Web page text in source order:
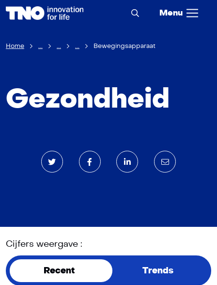
Menu
Home ... ... ... Bewegingsapparaat
Gezondheid
Cijfers weergave :
Recent Trends